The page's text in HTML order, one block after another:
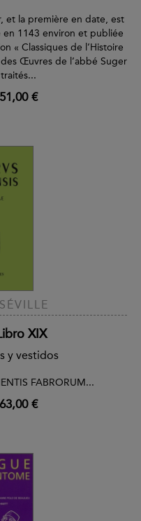
et la première en date, est
en 1143 environ et publiée
« Classiques de l’Histoire
Œuvres de l’abbé Suger
51,00 €
XIX
y vestidos
FABRORUM...
63,00 €